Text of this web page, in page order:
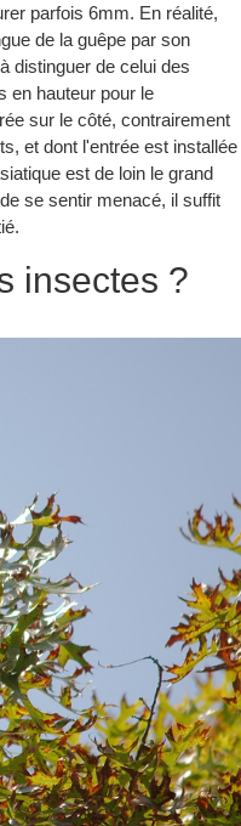
parfois 6mm. En réalité,
de la guêpe par son
distinguer de celui des
en hauteur pour le
sur le côté, contrairement
et dont l'entrée est installée
est de loin le grand
se sentir menacé, il suffit
insectes ?